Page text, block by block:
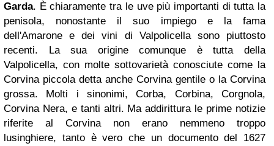
Garda. È chiaramente tra le uve più importanti di tutta la
penisola, nonostante il suo impiego e la fama
dell'Amarone e dei vini di Valpolicella sono piuttosto
recenti. La sua origine comunque è tutta della
Valpolicella, con molte sottovarietà conosciute come la
Corvina piccola detta anche Corvina gentile o la Corvina
grossa. Molti i sinonimi, Corba, Corbina, Corgnola,
Corvina Nera, e tanti altri. Ma addirittura le prime notizie
riferite al Corvina non erano nemmeno troppo
lusinghiere, tanto è vero che un documento del 1627